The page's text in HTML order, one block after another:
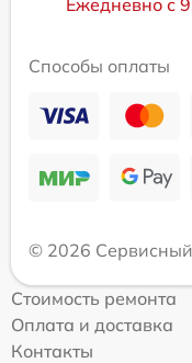
Способы оплаты
© 2026
Стоимость ремонта
Оплата и доставка
Контакты